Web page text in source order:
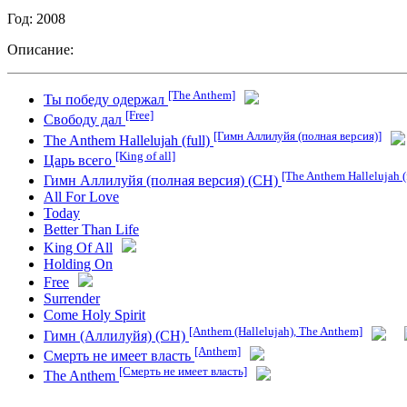
Год: 2008
Описание:
Ты победу одержал [The Anthem]
Свободу дал [Free]
The Anthem Hallelujah (full) [Гимн Аллилуйя (полная версия)]
Царь всего [King of all]
Гимн Аллилуйя (полная версия) (СН) [The Anthem Hallelujah
All For Love
Today
Better Than Life
King Of All
Holding On
Free
Surrender
Come Holy Spirit
Гимн (Аллилуйя) (СН) [Anthem (Hallelujah), The Anthem]
Смерть не имеет власть [Anthem]
The Anthem [Смерть не имеет власть]